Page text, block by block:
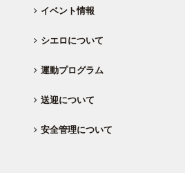
イベント情報
シエロについて
運動プログラム
送迎について
安全管理について